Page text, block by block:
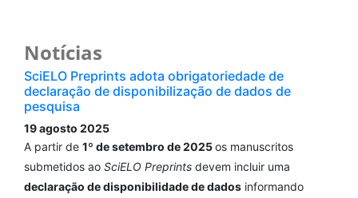
Notícias
SciELO Preprints adota obrigatoriedade de
declaração de disponibilização de dados de
pesquisa
19 agosto 2025
A partir de 1º de setembro de 2025os manuscritos
submetidos ao SciELO Preprints devem incluir uma
declaração de disponibilidade de dados informando